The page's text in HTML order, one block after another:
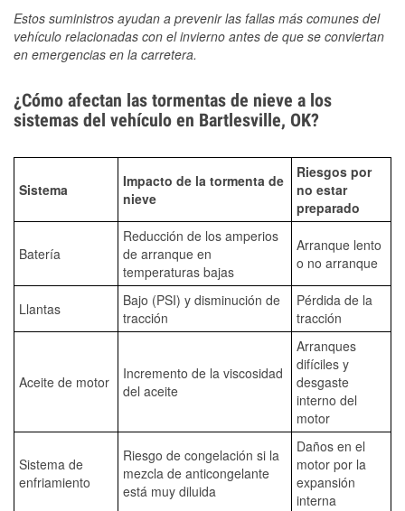
Estos suministros ayudan a prevenir las fallas más comunes del
vehículo relacionadas con el invierno antes de que se conviertan
en emergencias en la carretera.
¿Cómo afectan las tormentas de nieve a los
sistemas del vehículo en Bartlesville, OK?
Sistema
Impacto de la tormenta de
nieve
Riesgos por
no estar
preparado
Batería
Reducción de los amperios
de arranque en
temperaturas bajas
Arranque lento
o no arranque
Llantas
Bajo (PSI) y disminución de
tracción
Pérdida de la
tracción
Aceite de motor
Incremento de la viscosidad
del aceite
Arranques
difíciles y
desgaste
interno del
motor
Sistema de
enfriamiento
Riesgo de congelación si la
mezcla de anticongelante
está muy diluida
Daños en el
motor por la
expansión
interna